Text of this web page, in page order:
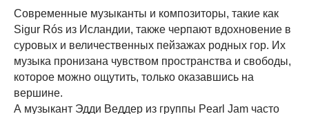
Современные музыканты и композиторы, такие как
Sigur Rós из Исландии, также черпают вдохновение в
суровых и величественных пейзажах родных гор. Их
музыка пронизана чувством пространства и свободы,
которое можно ощутить, только оказавшись на
вершине.
А музыкант Эдди Веддер из группы Pearl Jam часто